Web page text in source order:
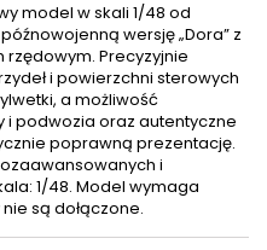
model w skali 1/48 od
wersję „Dora” z
rzędowym. Precyzyjnie
i powierzchni sterowych
a możliwość
podwozia oraz autentyczne
poprawną prezentację.
i
1/48. Model wymaga
są dołączone.